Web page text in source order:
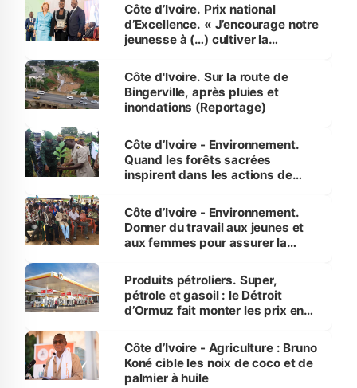
Côte d’Ivoire. Prix national
d’Excellence. « J’encourage notre
jeunesse à (…) cultiver la
(Alassane Ouattara
Côte d'Ivoire. Sur la route de
Bingerville, après pluies et
inondations (Reportage)
Côte d’Ivoire - Environnement.
Quand les forêts sacrées
inspirent dans les actions de
Côte d’Ivoire - Environnement.
Donner du travail aux jeunes et
aux femmes pour assurer la
menacées
Produits pétroliers. Super,
pétrole et gasoil : le Détroit
d’Ormuz fait monter les prix en
Côte d’Ivoire - Agriculture : Bruno
Koné cible les noix de coco et de
palmier à huile